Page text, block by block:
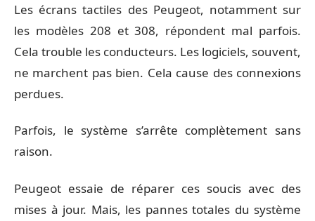
Les écrans tactiles des Peugeot, notamment sur
les modèles 208 et 308, répondent mal parfois.
Cela trouble les conducteurs. Les logiciels, souvent,
ne marchent pas bien. Cela cause des connexions
perdues.
Parfois, le système s’arrête complètement sans
raison.
Peugeot essaie de réparer ces soucis avec des
mises à jour. Mais, les pannes totales du système